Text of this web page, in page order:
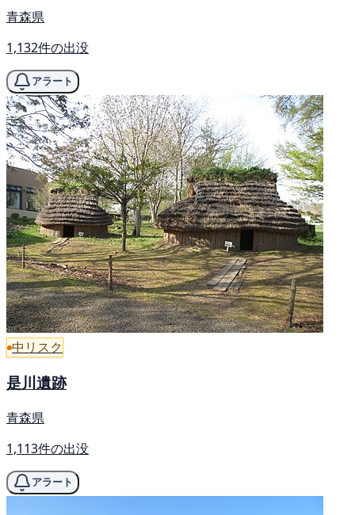
青森県
1,132件の出没
アラート
中リスク
是川遺跡
青森県
1,113件の出没
アラート